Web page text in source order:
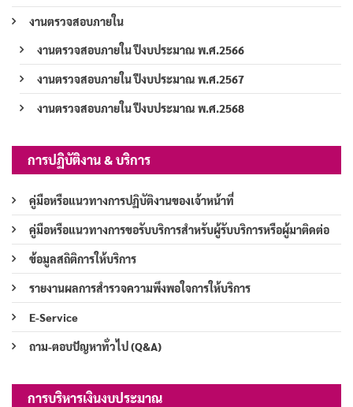
งานตรวจสอบภายใน
งานตรวจสอบภายใน ปีงบประมาณ พ.ศ.2566
งานตรวจสอบภายใน ปีงบประมาณ พ.ศ.2567
งานตรวจสอบภายใน ปีงบประมาณ พ.ศ.2568
การปฏิบัติงาน & บริการ
คู่มือหรือแนวทางการปฏิบัติงานของเจ้าหน้าที่
คู่มือหรือแนวทางการขอรับบริการสำหรับผู้รับบริการหรือผู้มาติดต่อ
ข้อมูลสถิติการให้บริการ
รายงานผลการสำรวจความพึงพอใจการให้บริการ
E-Service
ถาม-ตอบปัญหาทั่วไป (Q&A)
การบริหารเงินงบประมาณ